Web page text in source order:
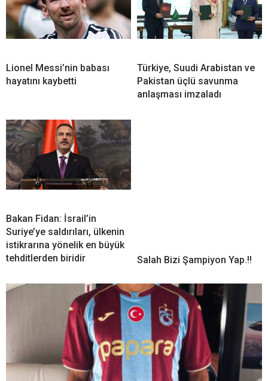
Lionel Messi’nin babası
hayatını kaybetti
Türkiye, Suudi Arabistan ve
Pakistan üçlü savunma
anlaşması imzaladı
Bakan Fidan: İsrail’in
Suriye’ye saldırıları, ülkenin
istikrarına yönelik en büyük
tehditlerden biridir
Salah Bizi Şampiyon Yap.!!